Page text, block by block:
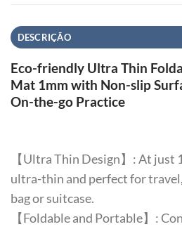
DESCRIÇÃO
Eco-friendly Ultra Thin
Mat 1mm with Non-slip
On-the-go Practice
【Ultra Thin Design】: At just
ultra-thin and perfect for
bag or suitcase.
【Foldable and Portable】: